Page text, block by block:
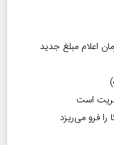
اعلام مبلغ جدید
است
فرو می‌ریزد